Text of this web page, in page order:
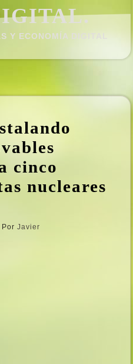
Y ECONOMÍ­A DIGITAL
cinco
nucleares
Por Javier